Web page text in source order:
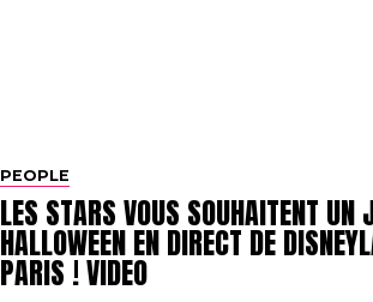
PEOPLE
LES STARS VOUS SOUHAITENT UN
HALLOWEEN EN DIRECT DE
PARIS ! VIDEO